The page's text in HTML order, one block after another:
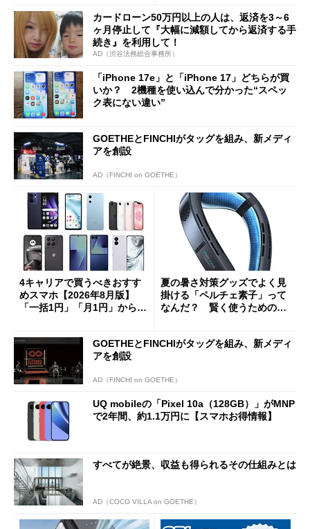
カードローン50万円以上の人は、返済を3～6
ヶ月停止して『大幅に減額してから返済する手
続き』を利用して！
AD（渋谷法務総合事務所）
「iPhone 17e」と「iPhone 17」どちらが買
いか？ 2機種を使い込んで分かった“スペッ
ク表にない違い”
GOETHEとFINCHIがタッグを組み、新メディ
アを創設
AD（FINCHI on GOETHE）
4キャリアで買うべきおすす
めスマホ【2026年8月版】
「一括1円」「月1円」からお
夏の暑さ対策グッズでよく見
掛ける「ペルチェ素子」って
なんだ？ 賢く使うための注
GOETHEとFINCHIがタッグを組み、新メディ
アを創設
AD（FINCHI on GOETHE）
UQ mobileの「Pixel 10a（128GB）」がMNP
で2年間、約1.1万円に【スマホお得情報】
すべてが絶景、収益も得られるその仕組みとは
AD（COCO VILLA on GOETHE）